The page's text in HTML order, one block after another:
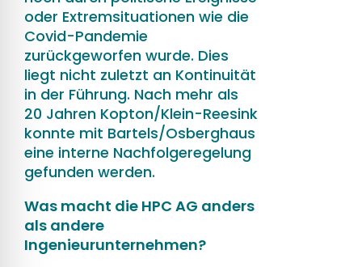
oder Extremsituationen wie die
Covid-Pandemie
zurückgeworfen wurde. Dies
liegt nicht zuletzt an Kontinuität
in der Führung. Nach mehr als
20 Jahren Kopton/Klein-Reesink
konnte mit Bartels/Osberghaus
eine interne Nachfolgeregelung
gefunden werden.
Was macht die HPC AG anders
als andere
Ingenieurunternehmen?